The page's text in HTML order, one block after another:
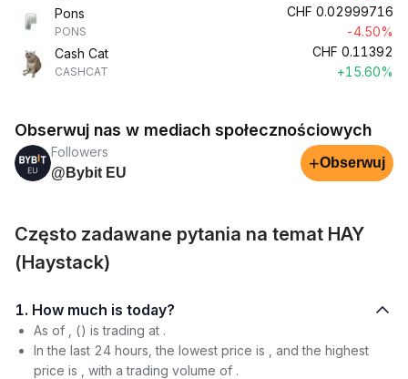
Pons
PONS
CHF 0.02999716
-4.50%
Cash Cat
CASHCAT
CHF 0.11392
+15.60%
Obserwuj nas w mediach społecznościowych
Followers
@Bybit EU
+Obserwuj
Często zadawane pytania na temat HAY
(Haystack)
1. How much is today?
As of , () is trading at .
In the last 24 hours, the lowest price is , and the highest
price is , with a trading volume of .